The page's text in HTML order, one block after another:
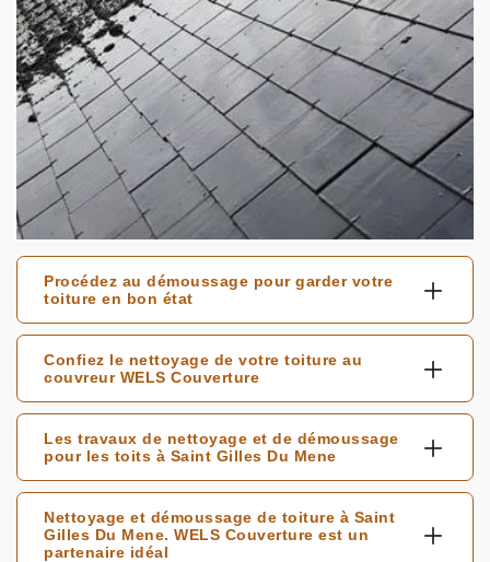
Procédez au démoussage pour garder votre
toiture en bon état
Confiez le nettoyage de votre toiture au
couvreur WELS Couverture
Les travaux de nettoyage et de démoussage
pour les toits à Saint Gilles Du Mene
Nettoyage et démoussage de toiture à Saint
Gilles Du Mene. WELS Couverture est un
partenaire idéal